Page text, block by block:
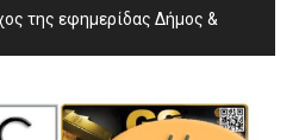
της εφημερίδας Δήμος &